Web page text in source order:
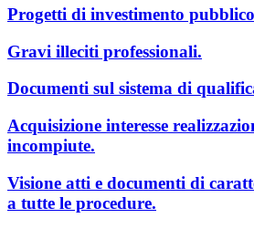
Progetti di investimento
Gravi illeciti professionali.
Documenti sul sistema di
Acquisizione interesse
incompiute.
Visione atti e documenti di
a tutte le procedure.